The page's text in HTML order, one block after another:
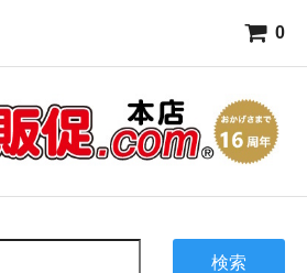
0
検索